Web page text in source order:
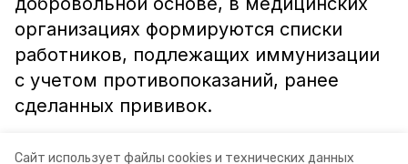
Сайт использует файлы cookies и технических данных
организациях формируются списки
работников, подлежащих иммунизации
с учетом противопоказаний, ранее
сделанных прививок.
Информация: Министерство здравоохранения